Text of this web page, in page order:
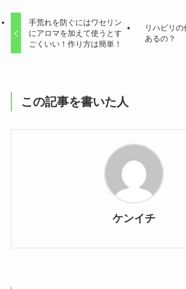
手荒れを防ぐにはワセリン
にアロマを加えて使うとす
ごくいい！作り方は簡単！
リハビリ
あるの？
この記事を書いた人
ケンイチ